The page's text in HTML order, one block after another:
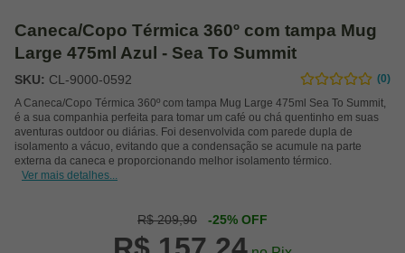
Caneca/Copo Térmica 360º com tampa Mug
Large 475ml Azul - Sea To Summit
SKU: CL-9000-0592
(0)
A Caneca/Copo Térmica 360º com tampa Mug Large 475ml Sea To Summit,
é a sua companhia perfeita para tomar um café ou chá quentinho em suas
aventuras outdoor ou diárias. Foi desenvolvida com parede dupla de
isolamento a vácuo, evitando que a condensação se acumule na parte
externa da caneca e proporcionando melhor isolamento térmico.
Ver mais detalhes...
R$ 209,90 -25% OFF